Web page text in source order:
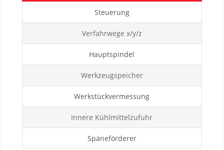
Steuerung
Verfahrwege x/y/z
Hauptspindel
Werkzeugspeicher
Werkstückvermessung
Innere Kühlmittelzufuhr
Späneförderer